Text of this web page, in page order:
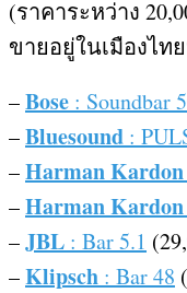
(ราคาระหว่าง
ขายอยู่ในเมืองไท
–Bose : Soundbar
–Bluesound :
–Harman Kardon
–Harman Kardon
–JBL : Bar 5.1
–Klipsch : Bar 48